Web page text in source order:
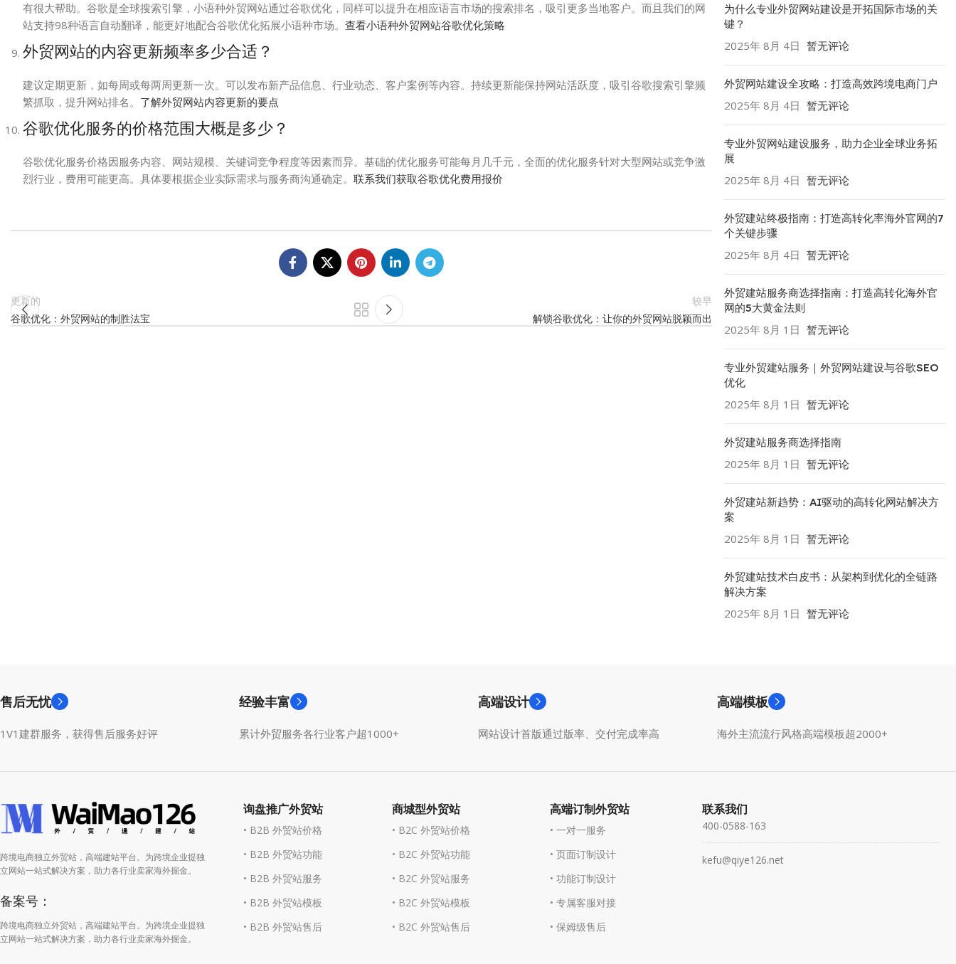
有很大帮助。谷歌是全球搜索引擎，小语种外贸网站通过谷歌优化，同样可以提升在相应语言市场的搜索排名，吸引更多当地客户。而且我们的网
站支持98种语言自动翻译，能更好地配合谷歌优化拓展小语种市场。 查看小语种外贸网站谷歌优化策略
外贸网站的内容更新频率多少合适？
建议定期更新，如每周或每两周更新一次。可以发布新产品信息、行业动态、客户案例等内容。持续更新能保持网站活跃度，吸引谷歌搜索引擎频
繁抓取，提升网站排名。 了解外贸网站内容更新的要点
谷歌优化服务的价格范围大概是多少？
谷歌优化服务价格因服务内容、网站规模、关键词竞争程度等因素而异。基础的优化服务可能每月几千元，全面的优化服务针对大型网站或竞争激
烈行业，费用可能更高。具体要根据企业实际需求与服务商沟通确定。 联系我们获取谷歌优化费用报价
更新的
谷歌优化：外贸网站的制胜法宝
较早
解锁谷歌优化：让你的外贸网站脱颖而出
为什么专业外贸网站建设是开拓国际市场的关
键？
2025年 8月 4日 暂无评论
外贸网站建设全攻略：打造高效跨境电商门户
2025年 8月 4日 暂无评论
专业外贸网站建设服务，助力企业全球业务拓
展
2025年 8月 4日 暂无评论
外贸建站终极指南：打造高转化率海外官网的7
个关键步骤
2025年 8月 4日 暂无评论
外贸建站服务商选择指南：打造高转化海外官
网的5大黄金法则
2025年 8月 1日 暂无评论
专业外贸建站服务｜外贸网站建设与谷歌SEO
优化
2025年 8月 1日 暂无评论
外贸建站服务商选择指南
2025年 8月 1日 暂无评论
外贸建站新趋势：AI驱动的高转化网站解决方
案
2025年 8月 1日 暂无评论
外贸建站技术白皮书：从架构到优化的全链路
解决方案
2025年 8月 1日 暂无评论
售后无忧
1V1建群服务，获得售后服务好评
经验丰富
累计外贸服务各行业客户超1000+
高端设计
网站设计首版通过版率、交付完成率高
高端模板
海外主流流行风格高端模板超2000+
跨境电商独立外贸站，高端建站平台。为跨境企业提独
立网站一站式解决方案，助力各行业卖家海外掘金。
备案号：
跨境电商独立外贸站，高端建站平台。为跨境企业提独
立网站一站式解决方案，助力各行业卖家海外掘金。
询盘推广外贸站
• B2B 外贸站价格
• B2B 外贸站功能
• B2B 外贸站服务
• B2B 外贸站模板
• B2B 外贸站售后
商城型外贸站
• B2C 外贸站价格
• B2C 外贸站功能
• B2C 外贸站服务
• B2C 外贸站模板
• B2C 外贸站售后
高端订制外贸站
• 一对一服务
• 页面订制设计
• 功能订制设计
• 专属客服对接
• 保姆级售后
联系我们
400-0588-163
kefu@qiye126.net